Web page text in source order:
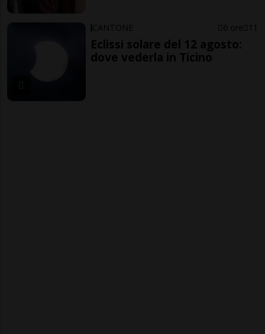
CANTONE 6 ore 11
Eclissi solare del 12 agosto:
dove vederla in Ticino